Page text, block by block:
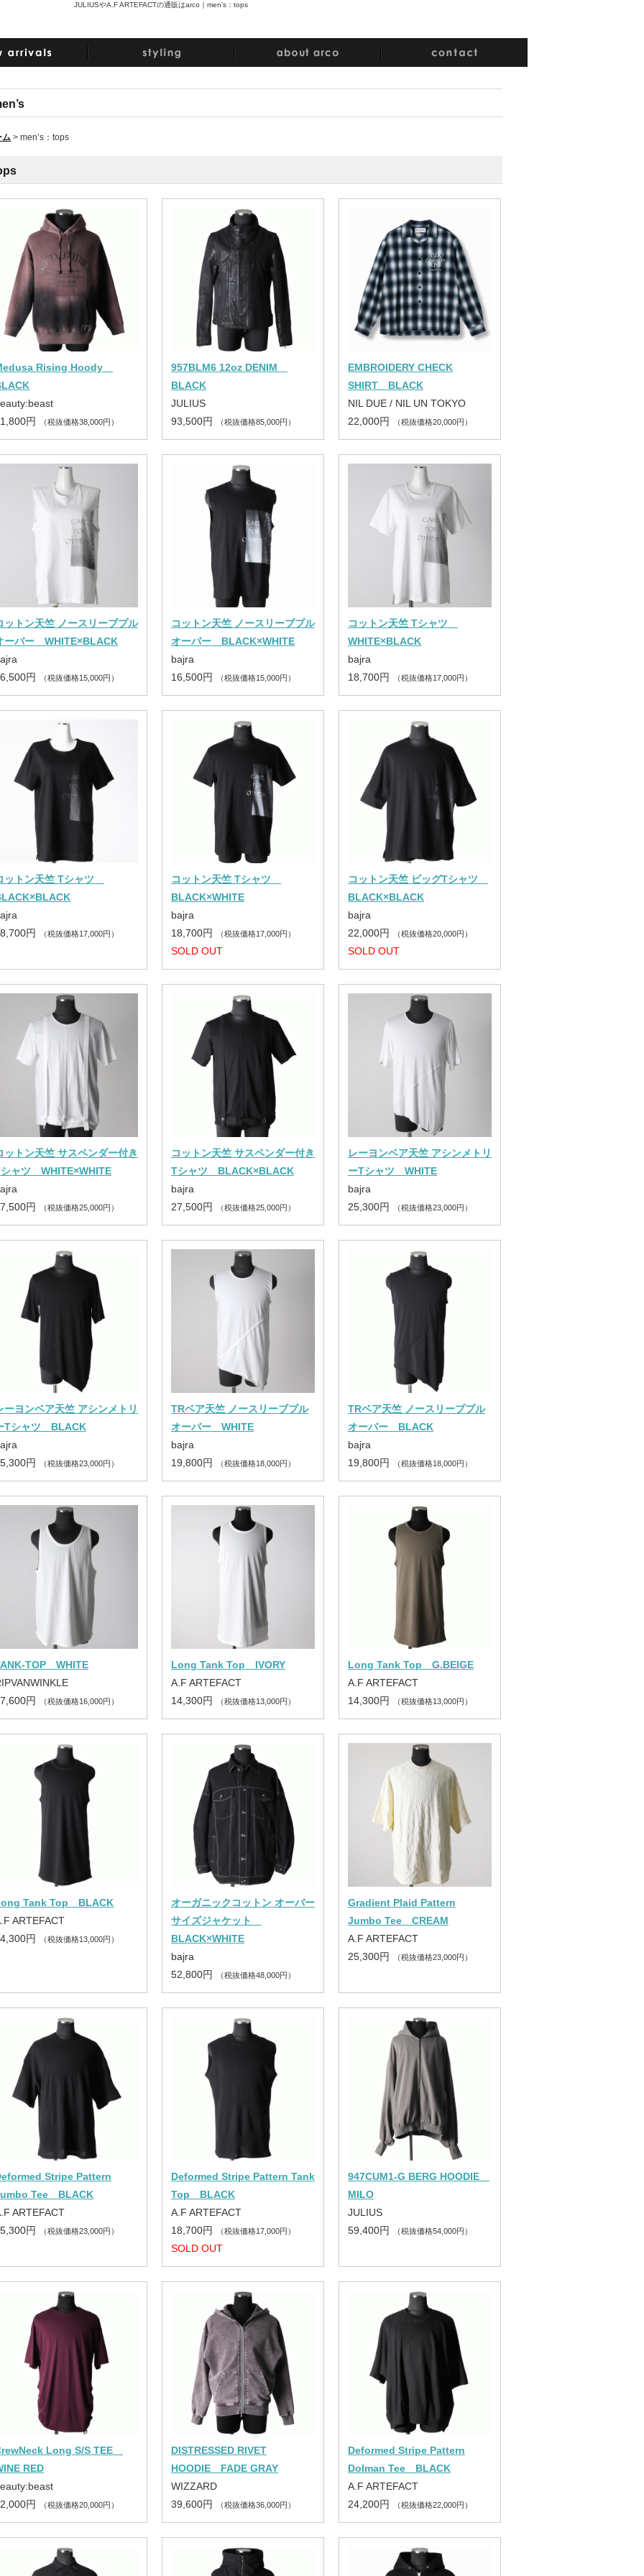
JULIUSやA.F ARTEFACTの通販はarco｜ men’s：tops
ム > men’s：tops
Rising Hoody
円
（税抜価格38,000円）
957BLM6 12oz DENIM
BLACK
JULIUS
93,500円
（税抜価格85,000円）
EMBROIDERY CHECK
SHIRT BLACK
NIL DUE / NIL UN TOKYO
22,000円
（税抜価格20,000円）
ットン天竺 ノースリーブプル
ーバー WHITE×BLACK
円
（税抜価格15,000円）
コットン天竺 ノースリーブプル
オーバー BLACK×WHITE
bajra
16,500円
（税抜価格15,000円）
コットン天竺 Tシャツ
WHITE×BLACK
bajra
18,700円
（税抜価格17,000円）
ットン天竺 Tシャツ
円
（税抜価格17,000円）
コットン天竺 Tシャツ
BLACK×WHITE
bajra
18,700円
（税抜価格17,000円）
SOLD OUT
コットン天竺 ビッグTシャツ
BLACK×BLACK
bajra
22,000円
（税抜価格20,000円）
SOLD OUT
ットン天竺 サスペンダー付き
ャツ WHITE×WHITE
円
（税抜価格25,000円）
コットン天竺 サスペンダー付き
Tシャツ BLACK×BLACK
bajra
27,500円
（税抜価格25,000円）
レーヨンベア天竺 アシンメトリ
ーTシャツ WHITE
bajra
25,300円
（税抜価格23,000円）
ーヨンベア天竺 アシンメトリ
Tシャツ BLACK
円
（税抜価格23,000円）
TRベア天竺 ノースリーブプル
オーバー WHITE
bajra
19,800円
（税抜価格18,000円）
TRベア天竺 ノースリーブプル
オーバー BLACK
bajra
19,800円
（税抜価格18,000円）
TOP WHITE
円
（税抜価格16,000円）
Long Tank Top IVORY
A.F ARTEFACT
14,300円
（税抜価格13,000円）
Long Tank Top G.BEIGE
A.F ARTEFACT
14,300円
（税抜価格13,000円）
Tank Top BLACK
ARTEFACT
円
（税抜価格13,000円）
オーガニックコットン オーバー
サイズジャケット
BLACK×WHITE
bajra
52,800円
（税抜価格48,000円）
Gradient Plaid Pattern
Jumbo Tee CREAM
A.F ARTEFACT
25,300円
（税抜価格23,000円）
Stripe Pattern
Tee BLACK
ARTEFACT
円
（税抜価格23,000円）
Deformed Stripe Pattern Tank
Top BLACK
A.F ARTEFACT
18,700円
（税抜価格17,000円）
SOLD OUT
947CUM1-G BERG HOODIE
MILO
JULIUS
59,400円
（税抜価格54,000円）
Long S/S TEE
RED
円
（税抜価格20,000円）
DISTRESSED RIVET
HOODIE FADE GRAY
WIZZARD
39,600円
（税抜価格36,000円）
Deformed Stripe Pattern
Dolman Tee BLACK
A.F ARTEFACT
24,200円
（税抜価格22,000円）